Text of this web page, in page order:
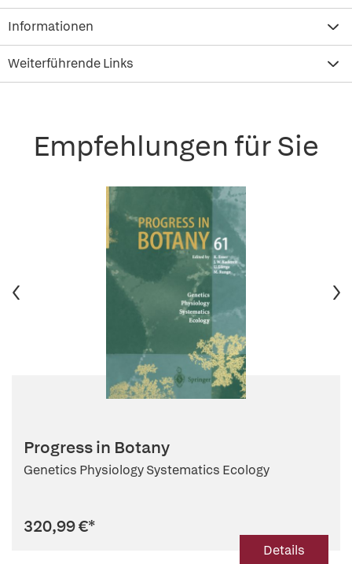
Informationen
Weiterführende Links
Empfehlungen für Sie
Progress in Botany
Genetics Physiology Systematics Ecology
320,99 €*
Details